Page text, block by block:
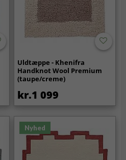
Uldtæppe - Khenifra
Handknot Wool Premium
(taupe/creme)
kr.1 099
Nyhed